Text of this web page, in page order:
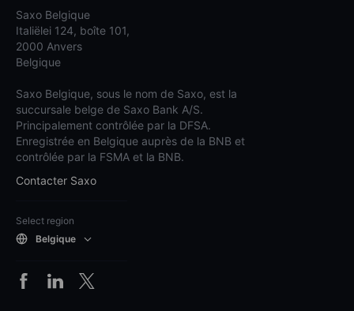
Saxo Belgique
Italiëlei 124, boîte 101,
2000 Anvers
Belgique
Saxo Belgique, sous le nom de Saxo, est la
succursale belge de Saxo Bank A/S.
Principalement contrôlée par la DFSA.
Enregistrée en Belgique auprès de la BNB et
contrôlée par la FSMA et la BNB.
Contacter Saxo
Select region
Belgique